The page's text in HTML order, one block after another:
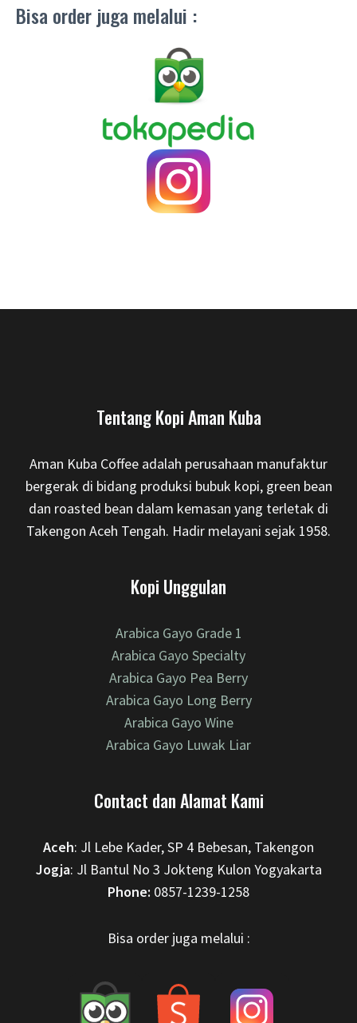
Bisa order juga melalui :
Tentang Kopi Aman Kuba
Aman Kuba Coffee adalah perusahaan manufaktur
bergerak di bidang produksi bubuk kopi, green bean
dan roasted bean dalam kemasan yang terletak di
Takengon Aceh Tengah. Hadir melayani sejak 1958.
Kopi Unggulan
Arabica Gayo Grade 1
Arabica Gayo Specialty
Arabica Gayo Pea Berry
Arabica Gayo Long Berry
Arabica Gayo Wine
Arabica Gayo Luwak Liar
Contact dan Alamat Kami
Aceh: Jl Lebe Kader, SP 4 Bebesan, Takengon
Jogja: Jl Bantul No 3 Jokteng Kulon Yogyakarta
Phone: 0857-1239-1258
Bisa order juga melalui :